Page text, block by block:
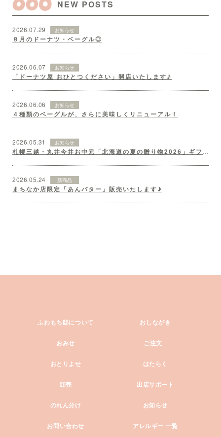
NEW POSTS
2026.07.29 お知らせ
８月のドーナツ・ベーグル◎
2026.06.07 お知らせ
「ドーナツ屋 おひとつください」開店いたします♪
2026.06.06 お知らせ
４種類のベーグルが、さらに美味しくリニューアル！
2026.05.31 お知らせ
2026.05.24 新商品
まちなか店限定「あんバター」販売いたします♪
ふわもち邸について おしながき
おみせ ご注文
おとりよせ はたらく
卸売 出店サポート
のれん分け お知らせ
お問い合わせ アレルギー 一覧